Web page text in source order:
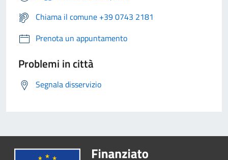
Chiama il comune +39 0743 2181
Prenota un appuntamento
Problemi in città
Segnala disservizio